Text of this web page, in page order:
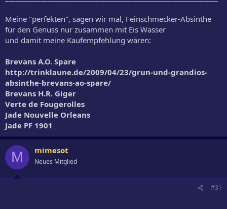
Meine "perfekten", sagen wir mal, Feinschmecker-Absinthe
für den Genuss nur zusammen mit Eis Wasser
und damit meine Kaufempfehlung wären:
Brevans A.O. Spare
http://trinklaune.de/2009/04/23/grun-und-grandios-
absinthe-brevans-ao-spare/
Brevans H.R. Giger
Verte de Fougerolles
Jade Nouvelle Orleans
Jade PF 1901
M mimesot
Neues Mitglied
#31